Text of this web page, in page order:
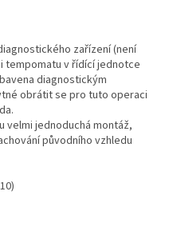
zařízení (není
tempomatu v řídící jednotce
diagnostickým
obrátit se pro tuto operaci
velmi jednoduchá montáž,
původního vzhledu